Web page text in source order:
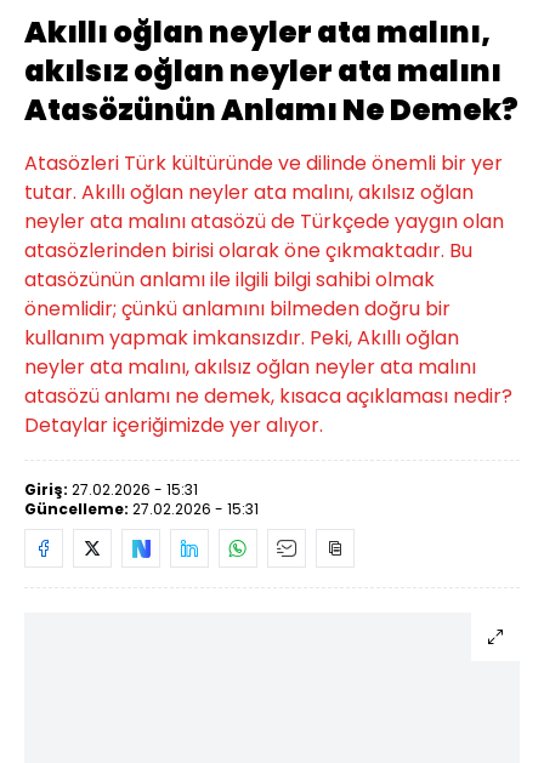
Akıllı oğlan neyler ata malını,
akılsız oğlan neyler ata malını
Atasözünün Anlamı Ne Demek?
Atasözleri Türk kültüründe ve dilinde önemli bir yer
tutar. Akıllı oğlan neyler ata malını, akılsız oğlan
neyler ata malını atasözü de Türkçede yaygın olan
atasözlerinden birisi olarak öne çıkmaktadır. Bu
atasözünün anlamı ile ilgili bilgi sahibi olmak
önemlidir; çünkü anlamını bilmeden doğru bir
kullanım yapmak imkansızdır. Peki, Akıllı oğlan
neyler ata malını, akılsız oğlan neyler ata malını
atasözü anlamı ne demek, kısaca açıklaması nedir?
Detaylar içeriğimizde yer alıyor.
Giriş: 27.02.2026 - 15:31
Güncelleme: 27.02.2026 - 15:31